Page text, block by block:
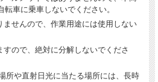
車に乗車しないでください。
せんので、作業用途には使用しない
ので、絶対に分解しないでくださ
所や直射日光に当たる場所には、長時